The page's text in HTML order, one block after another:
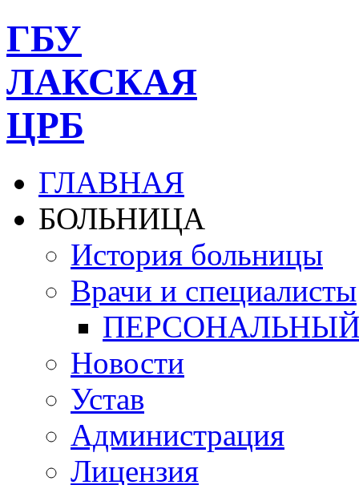
ГБУ
ЛАКСКАЯ
ЦРБ
ГЛАВНАЯ
БОЛЬНИЦА
История больницы
Врачи и специалисты
Новости
Устав
Администрация
Лицензия